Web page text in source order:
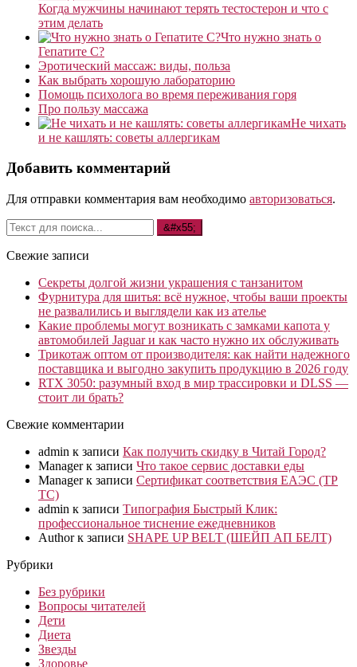
Когда мужчины начинают терять тестостерон и что с
этим делать
Что нужно знать о
Гепатите С?
Эротический массаж: виды, польза
Как выбрать хорошую лабораторию
Помощь психолога во время переживания горя
Про пользу массажа
Не чихать
и не кашлять: советы аллергикам
Добавить комментарий
Для отправки комментария вам необходимо авторизоваться.
Свежие записи
Секреты долгой жизни украшения с танзанитом
Фурнитура для шитья: всё нужное, чтобы ваши проекты
не развалились и выглядели как из ателье
Какие проблемы могут возникать с замками капота у
автомобилей Jaguar и как часто нужно их обслуживать
Трикотаж оптом от производителя: как найти надежного
поставщика и выгодно закупить продукцию в 2026 году
RTX 3050: разумный вход в мир трассировки и DLSS —
стоит ли брать?
Свежие комментарии
admin к записи Как получить скидку в Читай Город?
Managerк записи Что такое сервис доставки еды
Managerк записи Сертификат соответствия ЕАЭС (ТР
ТС)
admin к записи Типография Быстрый Клик:
профессиональное тиснение ежедневников
Authorк записи SHAPE UP BELT (ШЕЙП АП БЕЛТ)
Рубрики
Без рубрики
Вопросы читателей
Дети
Диета
Звезды
Здоровье